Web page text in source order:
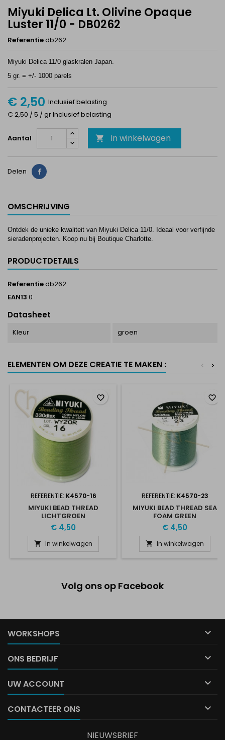
Miyuki Delica Lt. Olivine Opaque
Luster 11/0 - DB0262
Referentiedb262
Miyuki Delica 11/0 glaskralen Japan.
5 gr. = +/- 1000 parels
€ 2,50 Inclusief belasting
€ 2,50 / 5 / gr Inclusief belasting
Aantal  In winkelwagen
Delen Delen
OMSCHRIJVING
Ontdek de unieke kwaliteit van Miyuki Delica 11/0. Ideaal voor verfijnde
sieradenprojecten. Koop nu bij Boutique Charlotte.
PRODUCTDETAILS
Referentiedb262
EAN13 0
Datasheet
Kleur groen
ELEMENTEN OM DEZE CREATIE TE MAKEN : >
<
REFERENTIE: K4570-16
MIYUKI BEAD THREAD
LICHTGROEN
€ 4,50
 In winkelwagen
favorite_border
REFERENTIE: K4570-23
MIYUKI BEAD THREAD SEA
FOAM GREEN
€ 4,50
 In winkelwagen
favorite_border
Volg ons op Facebook
WORKSHOPS 
ONS BEDRIJF 
UW ACCOUNT 
CONTACTEER ONS 
NIEUWSBRIEF